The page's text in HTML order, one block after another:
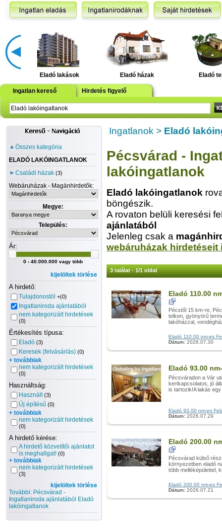
Eladó lakások Eladó házak Eladó
Ingatlan kereső Hirdetés figyelő
Összes kategória
ELADÓ LAKÓINGATLANOK
Családi házak (3)
Webáruházak - Magánhirdetők:
Megye:
Település:
Ár:
0 - 40.000.000 vagy több
kijelöltek törlése
A hirdető:
Tulajdonostól +(0)
Ingatlaniroda ajánlatából
nem kategorizált hirdetések
(0)
Értékesítés típusa:
Eladó (3)
Keresek (felvásárlás) (0)
+ továbbiak
nem kategorizált hirdetések
(0)
Használtság:
Használt (3)
Új építésű (0)
+ továbbiak
nem kategorizált hirdetések
(0)
A hirdető kérése:
A hirdető közvetítői ajánlatot
is meghallgat! (0)
+ továbbiak
nem kategorizált hirdetések
(3)
kijelöltek törlése
További: Pécsvárad -
Ingatlaniroda ajánlatából Eladó
lakóingatlanok
Ingatlanok > Eladó
Pécsvárad -
lakóingatlanok
Eladó lakóingatlanok
böngészik.
A rovaton belüli keresési
ajánlatából
Jelenleg csak a
webáruházak hirdetéseit
3 találat - 1/1 oldal
Eladó 110.00
Pécstől 15 km-re,
telken, gyönyörű
lakóházzal,
Eladó 110.00 nm-es
Dátum: 2026.07.30
Eladó 93.00
Pécsváradon a Vár
kertkapcsolatos, jó
is tartozik!A lakás
Eladó 93.00 nm-es
Dátum: 2026.07.29
Eladó 200.00
Pécsvárad külső
környezetben eladó
több melléképülettel,
Eladó 200.00 nm-es
Dátum: 2026.07.21